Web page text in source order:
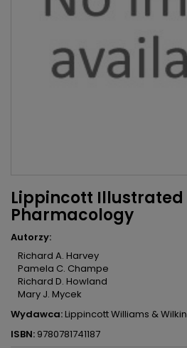
Lippincott Illustrated
Pharmacology
Autorzy:
Richard A. Harvey
Pamela C. Champe
Richard D. Howland
Mary J. Mycek
Wydawca:Lippincott Williams &
ISBN: 9780781741187